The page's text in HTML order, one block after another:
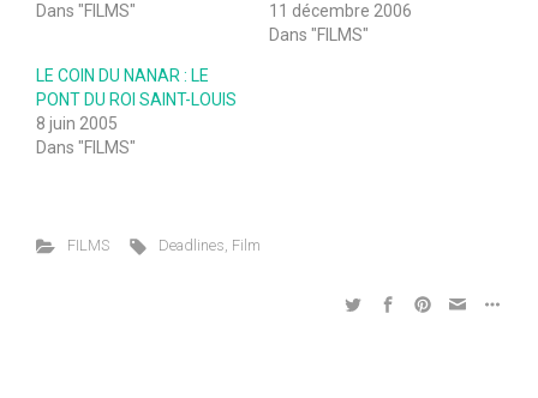
Dans "FILMS"
11 décembre 2006
Dans "FILMS"
LE COIN DU NANAR : LE
PONT DU ROI SAINT-LOUIS
8 juin 2005
Dans "FILMS"
FILMS Deadlines, Film